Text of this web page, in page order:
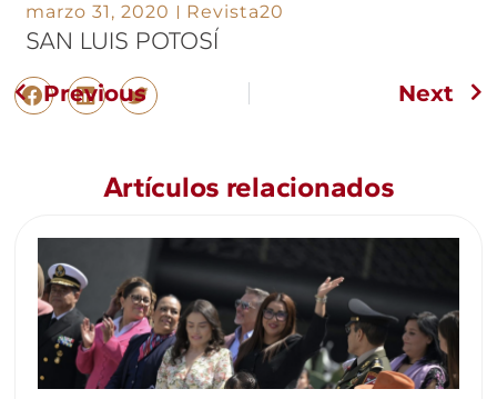
marzo 31, 2020 Revista20
SAN LUIS POTOSÍ
Previous Next
Artículos relacionados